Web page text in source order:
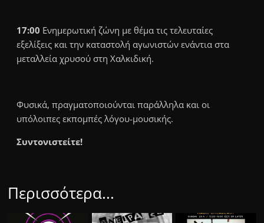
17:00 Ενημερωτική ζώνη με θέμα τις τελευταίες
εξελίξεις και την καταστολή αγωνιστών ενάντια στα
μεταλλεία χρυσού στη Χαλκιδική.
Φυσικά, πραγματοποιούνται παράλληλα και οι
υπόλοιπες εκπομπές λόγου-μουσικής.
Συντονιστείτε!
Περισσότερα...